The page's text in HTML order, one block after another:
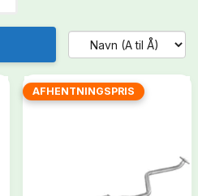
AFHENTNINGSPRIS